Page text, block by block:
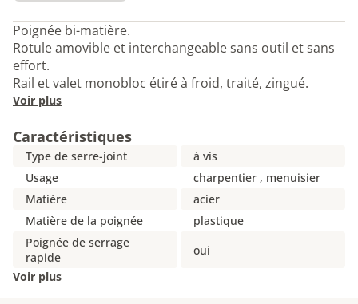
Poignée bi-matière.
Rotule amovible et interchangeable sans outil et sans
effort.
Rail et valet monobloc étiré à froid, traité, zingué.
Voir plus
Caractéristiques
Type de serre-joint
à vis
Usage
charpentier , menuisier
Matière
acier
Matière de la poignée
plastique
Poignée de serrage
rapide
oui
Voir plus